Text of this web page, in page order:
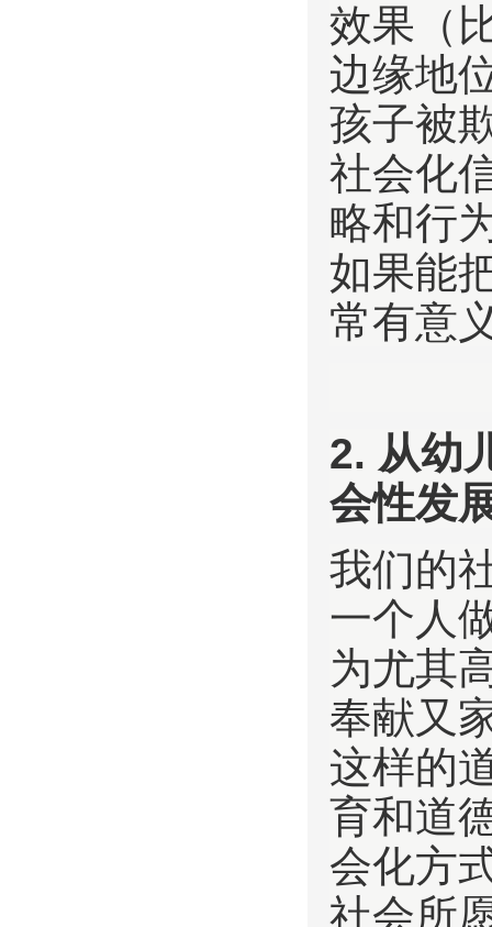
效果（
边缘地
孩子被
社会化
略和行
如果能
常有意
2. 从幼
会性发
我们的
一个人
为尤其
奉献又
这样的
育和道
会化方
社会所